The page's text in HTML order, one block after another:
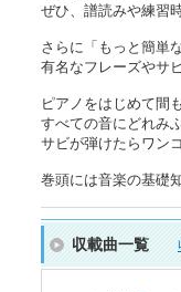
ぜひ、譜読みや練習
さらに「もっと簡単
有名なフレーズやサ
ピアノをはじめて間
すべての音にどれみ
サビが弾けたらワン
巻頭には音楽の基礎
収載曲一覧